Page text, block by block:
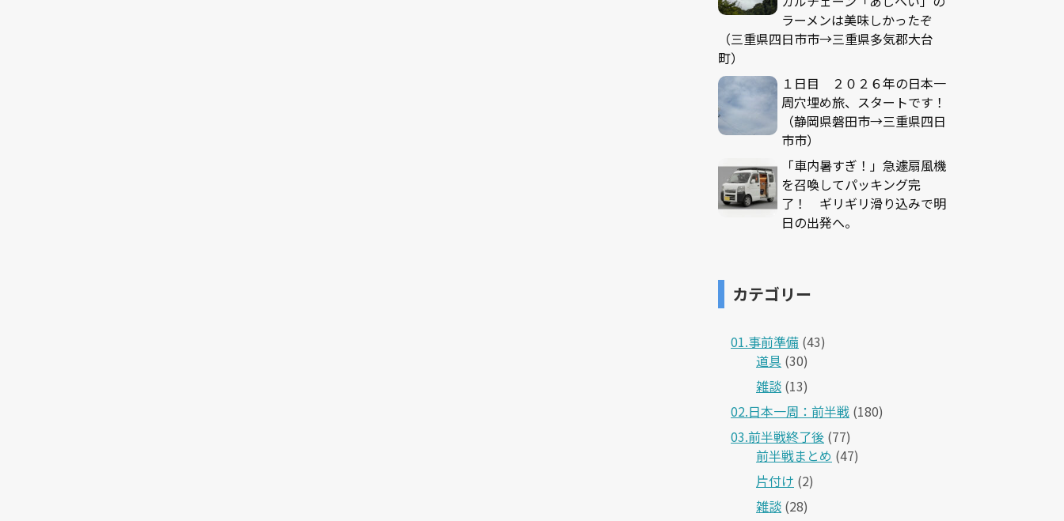
ラーメンは美味しかったぞ
（三重県四日市市→三重県多気郡大台
町）
１日目 ２０２６年の日本一
周穴埋め旅、スタートです！
（静岡県磐田市→三重県四日
市市）
「車内暑すぎ！」急遽扇風機
を召喚してパッキング完
了！ ギリギリ滑り込みで明
日の出発へ。
カテゴリー
01.事前準備 (43)
道具 (30)
雑談 (13)
02.日本一周：前半戦 (180)
03.前半戦終了後 (77)
前半戦まとめ (47)
片付け (2)
雑談 (28)